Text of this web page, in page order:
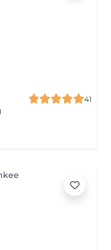
41